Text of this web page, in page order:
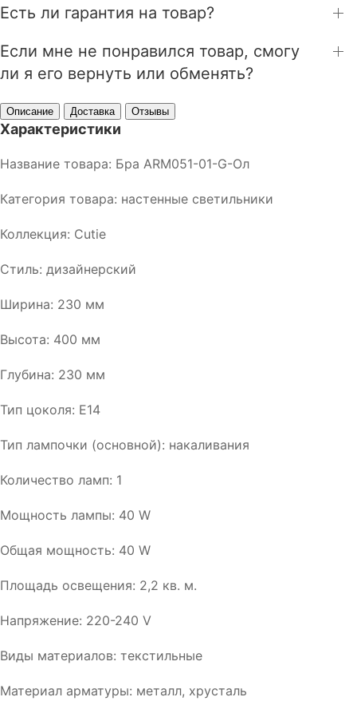
Есть ли гарантия на товар?
Если мне не понравился товар, смогу
ли я его вернуть или обменять?
Описание Доставка Отзывы
Характеристики
Название товара: Бра ARM051-01-G-Ол
Категория товара: настенные светильники
Коллекция: Сutie
Стиль: дизайнерский
Ширина: 230 мм
Высота: 400 мм
Глубина: 230 мм
Тип цоколя: E14
Тип лампочки (основной): накаливания
Количество ламп: 1
Мощность лампы: 40 W
Общая мощность: 40 W
Площадь освещения: 2,2 кв. м.
Напряжение: 220-240 V
Виды материалов: текстильные
Материал арматуры: металл, хрусталь